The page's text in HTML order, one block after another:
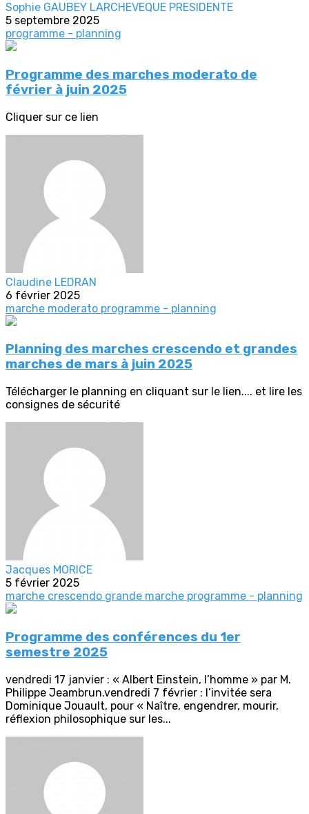
Sophie GAUBEY LARCHEVEQUE PRESIDENTE
5 septembre 2025
programme - planning
Programme des marches moderato de
février à juin 2025
Cliquer sur ce lien
Claudine LEDRAN
6 février 2025
marche moderato programme - planning
Planning des marches crescendo et grandes
marches de mars à juin 2025
Télécharger le planning en cliquant sur le lien.... et lire les
consignes de sécurité
Jacques MORICE
5 février 2025
marche crescendo grande marche programme - planning
Programme des conférences du 1er
semestre 2025
vendredi 17 janvier : « Albert Einstein, l’homme » par M.
Philippe Jeambrun.vendredi 7 février : l’invitée sera
Dominique Jouault, pour « Naître, engendrer, mourir,
réflexion philosophique sur les...